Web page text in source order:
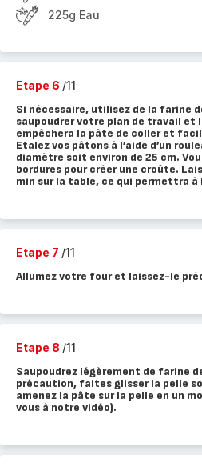
225g Eau
Etape 6 /11
Si nécessaire, utilisez de la farine
saupoudrer votre plan de travail et
empêchera la pâte de coller et
Etalez vos pâtons à l’aide d’un
diamètre soit environ de 25 cm.
bordures pour créer une croûte.
min sur la table, ce qui permettra à
Etape 7 /11
Allumez votre four et laissez-le
Etape 8 /11
Saupoudrez légèrement de farine
précaution, faites glisser la pelle
amenez la pâte sur la pelle en un
vous à notre vidéo).